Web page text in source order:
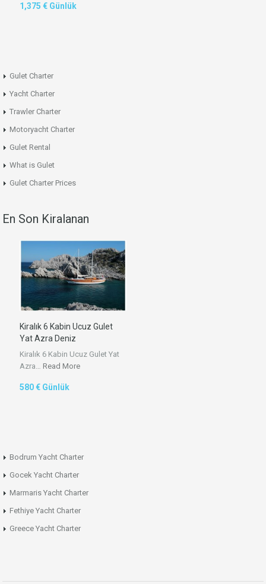
1,375 € Günlük
Gulet Charter
Yacht Charter
Trawler Charter
Motoryacht Charter
Gulet Rental
What is Gulet
Gulet Charter Prices
En Son Kiralanan
Kiralık 6 Kabin Ucuz Gulet
Yat Azra Deniz
Kiralık 6 Kabin Ucuz Gulet Yat
Azra… Read More
580 € Günlük
Bodrum Yacht Charter
Gocek Yacht Charter
Marmaris Yacht Charter
Fethiye Yacht Charter
Greece Yacht Charter